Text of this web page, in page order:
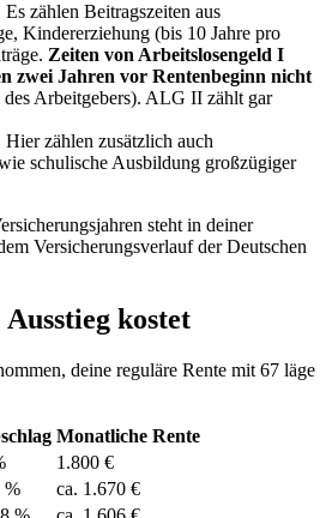
Es zählen Beitragszeiten aus
Kindererziehung (bis 10 Jahre pro
Zeiten von Arbeitslosengeld I
zwei Jahren vor Rentenbeginn nicht
Arbeitgebers). ALG II zählt gar
Hier zählen zusätzlich auch
schulische Ausbildung großzügiger
steht in deiner
Versicherungsverlauf der Deutschen
kostet
deine reguläre Rente mit 67 läge
Monatliche Rente
1.800 €
%
ca. 1.670 €